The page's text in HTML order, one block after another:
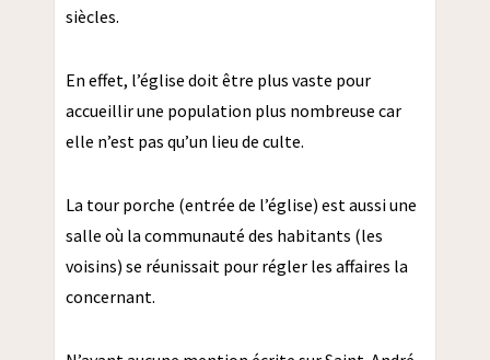
siècles.
En effet, l’église doit être plus vaste pour
accueillir une population plus nombreuse car
elle n’est pas qu’un lieu de culte.
La tour porche (entrée de l’église) est aussi une
salle où la communauté des habitants (les
voisins) se réunissait pour régler les affaires la
concernant.